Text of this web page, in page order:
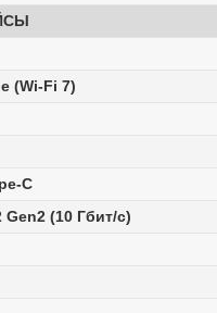
(Wi-Fi 7)
C
Gen2 (10 Гбит/с)